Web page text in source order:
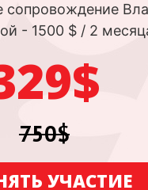
сопровождение
- 1500 $ / 2
750$
УЧАСТИЕ